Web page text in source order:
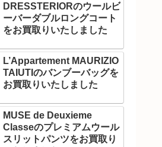
DRESSTERIORのウールビ
ーバーダブルロングコート
をお買取りいたしました
L’Appartement MAURIZIO
TAIUTIのバンブーバッグを
お買取りいたしました
MUSE de Deuxieme
Classeのプレミアムウール
スリットパンツをお買取り